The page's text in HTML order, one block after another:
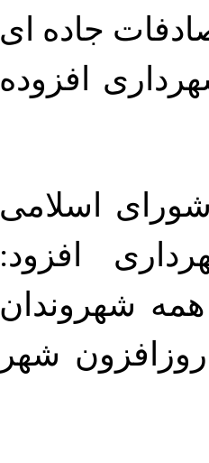
جاده ای
افزوده
شورای اسلامی
افزود:
شهروندان
شهر